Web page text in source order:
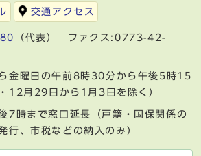
交通アクセス
（代表） ファクス:0773-42-
金曜日の午前8時30分から午後5時15
12月29日から1月3日を除く）
7時まで窓口延長（戸籍・国保関係の
行、市税などの納入のみ）